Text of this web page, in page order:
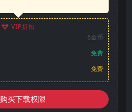
VIP折扣
6金币
免费
免费
购买下载权限